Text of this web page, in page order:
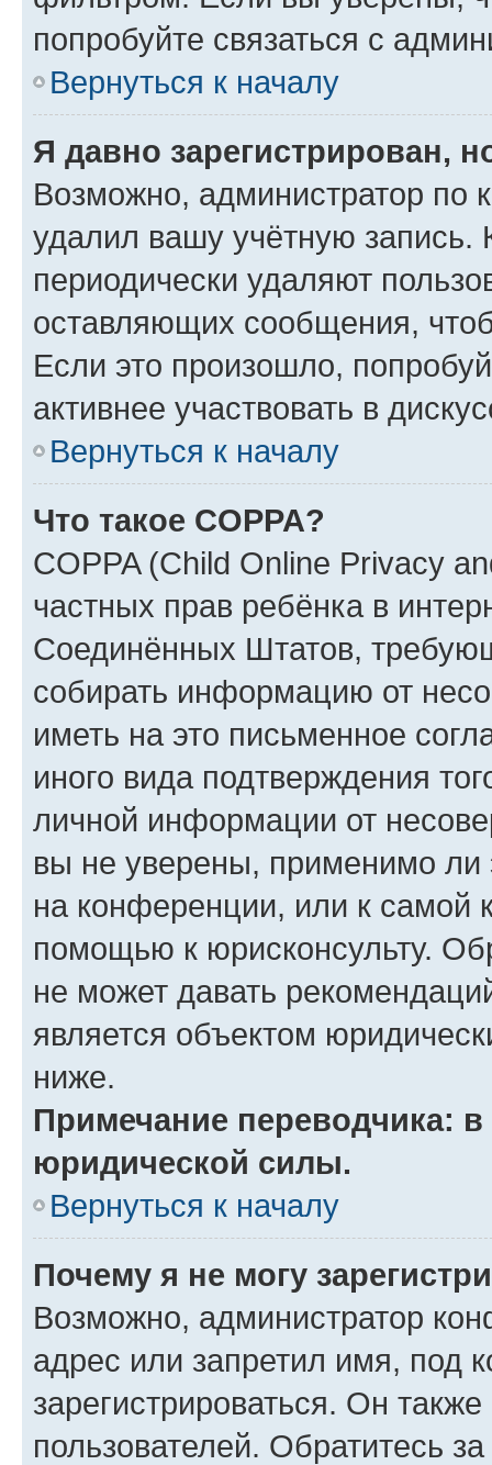
попробуйте связаться с
Вернуться к началу
Я давно зарегистрирован,
Возможно, администратор по
удалил вашу учётную запись.
периодически удаляют
оставляющих сообщения,
Если это произошло,
активнее участвовать в
Вернуться к началу
Что такое COPPA?
COPPA (Child Online Privacy
частных прав ребёнка в
Соединённых Штатов,
собирать информацию от
иметь на это письменное
иного вида подтверждения
личной информации от
вы не уверены, применимо ли
на конференции, или к самой
помощью к юрисконсульту.
не может давать
является объектом
ниже.
Примечание переводчика:
юридической силы.
Вернуться к началу
Почему я не могу
Возможно, администратор
адрес или запретил имя, под
зарегистрироваться. Он
пользователей. Обратитесь